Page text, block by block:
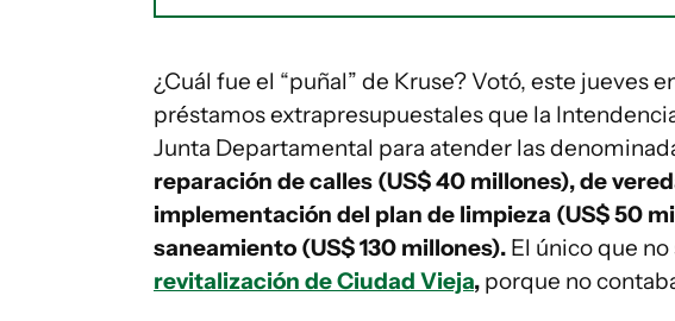
¿Cuál fue el “puñal” de Kruse? Votó, este jueves
préstamos extrapresupuestales que la
Junta Departamental para atender las
reparación de calles (US$ 40 millones), de
implementación del plan de limpieza (US$ 50
saneamiento (US$ 130 millones). El único que
revitalización de Ciudad Vieja, porque no